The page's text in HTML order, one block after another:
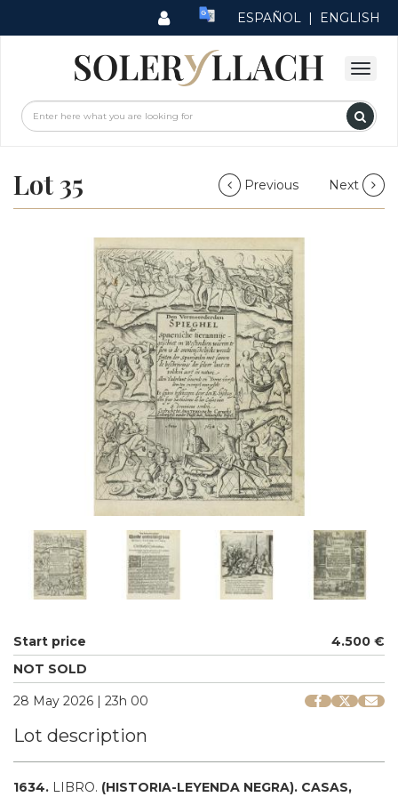
ESPAÑOL | ENGLISH
Lot 35 Previous Next
Start price
4.500 €
NOT SOLD
28 May 2026 | 23h 00
Lot description
1634. LIBRO. (HISTORIA-LEYENDA NEGRA). CASAS,